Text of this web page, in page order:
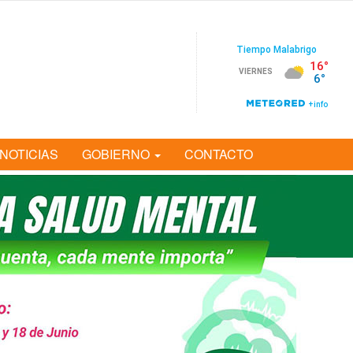
NOTICIAS GOBIERNO CONTACTO